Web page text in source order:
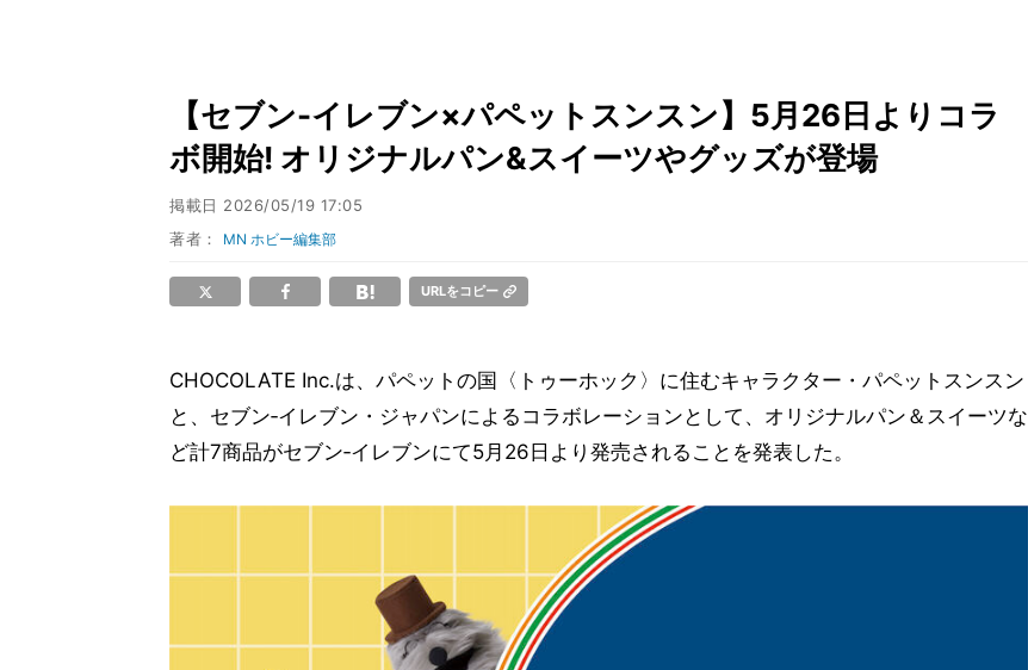
【セブン-イレブン×パペットスンスン】5月26日よりコラ
ボ開始! オリジナルパン&スイーツやグッズが登場
掲載日 2026/05/19 17:05
著者： MN ホビー編集部
URLをコピー
CHOCOLATE Inc.は、パペットの国〈トゥーホック〉に住むキャラクター・パペットスンスン
と、セブン‐イレブン・ジャパンによるコラボレーションとして、オリジナルパン＆スイーツな
ど計7商品がセブン‐イレブンにて5月26日より発売されることを発表した。